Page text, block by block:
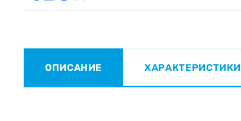
ОПИСАНИЕ ХАРАКТЕРИСТИКИ